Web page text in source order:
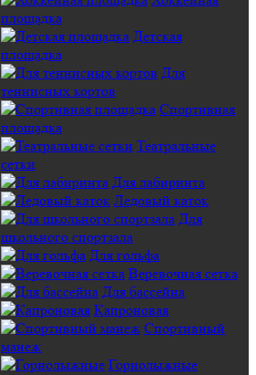
площадка
Детская
площадка
Для
теннисных кортов
Спортивная
площадка
Театральные
сетки
Для лабиринта
Ледовый каток
Для
школьного спортзала
Для гольфа
Веревочная сетка
Для бассейна
Капроновая
Спортивный
манеж
Горнолыжные